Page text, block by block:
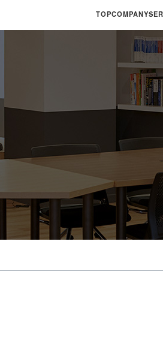
TOPCOMPANY